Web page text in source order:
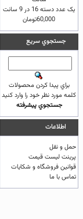
یک عدد دسته 16 در 9 سانت
60,000تومان
جستجوي سريع
براي پيدا كردن محصولات
كلمه مورد نظر خود را وارد كنيد
جستجوي پيشرفته
اطلاعات
حمل و نقل
پرینت لیست قیمت
قوانين فروشگاه و شکایات
تماس با ما